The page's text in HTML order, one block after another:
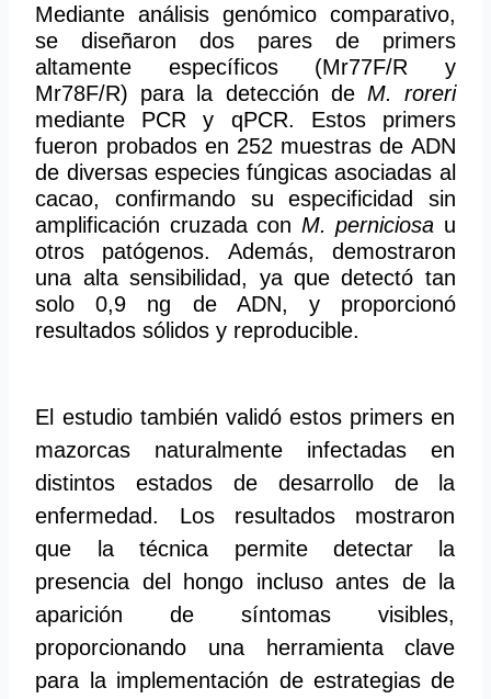
Mediante análisis genómico comparativo,
se diseñaron dos pares de primers
altamente específicos (Mr77F/R y
Mr78F/R) para la detección de M. roreri
mediante PCR y qPCR. Estos primers
fueron probados en 252 muestras de ADN
de diversas especies fúngicas asociadas al
cacao, confirmando su especificidad sin
amplificación cruzada con M. perniciosa u
otros patógenos. Además, demostraron
una alta sensibilidad, ya que detectó tan
solo 0,9 ng de ADN, y proporcionó
resultados sólidos y reproducible.
El estudio también validó estos primers en
mazorcas naturalmente infectadas en
distintos estados de desarrollo de la
enfermedad. Los resultados mostraron
que la técnica permite detectar la
presencia del hongo incluso antes de la
aparición de síntomas visibles,
proporcionando una herramienta clave
para la implementación de estrategias de